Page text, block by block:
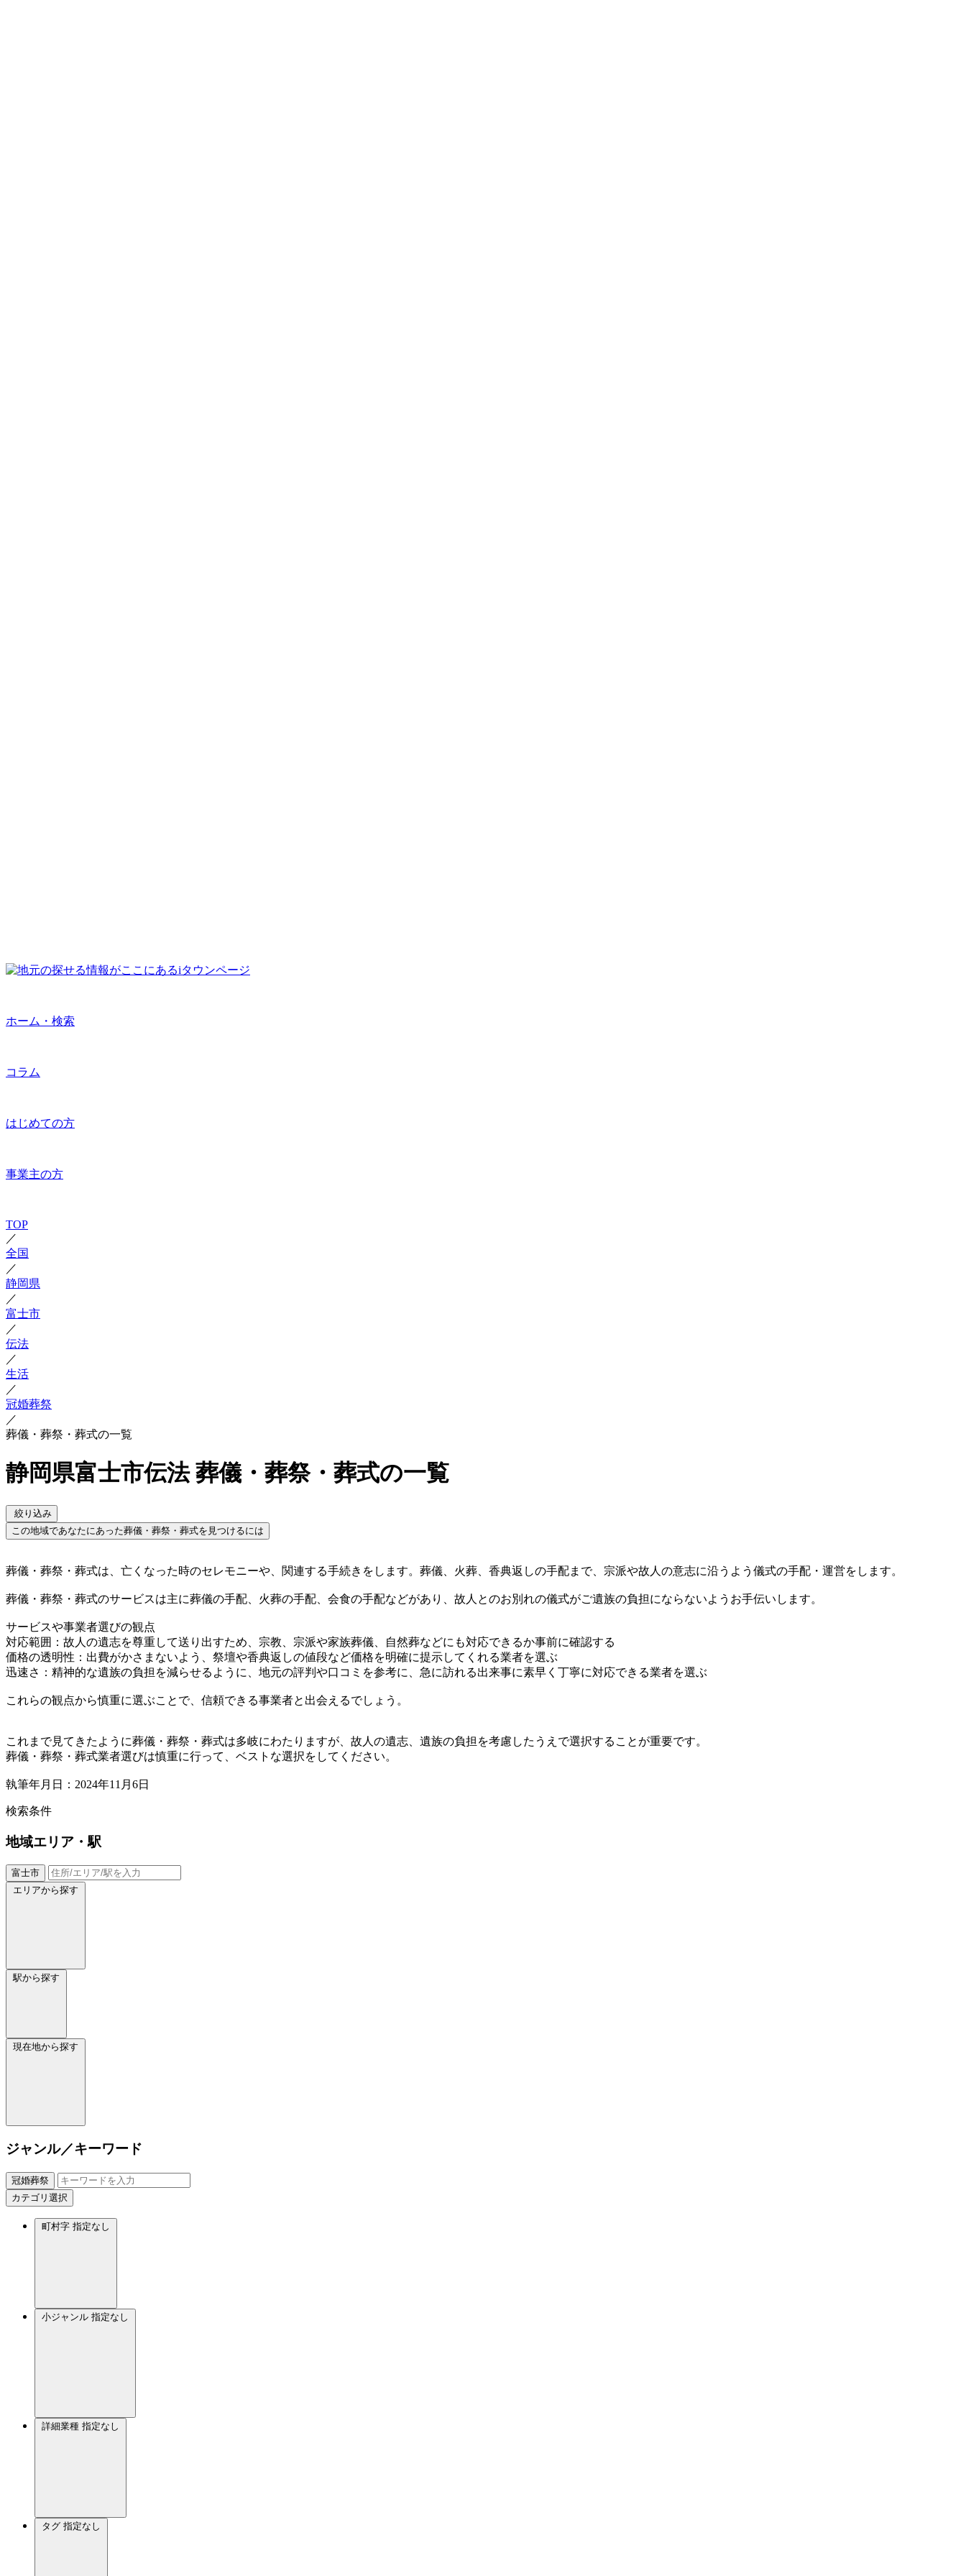
ホーム・検索
コラム
はじめての方
事業主の方
TOP
／
全国
／
静岡県
／
富士市
／
伝法
／
生活
／
冠婚葬祭
／
葬儀・葬祭・葬式の一覧
静岡県富士市伝法 葬儀・葬祭・葬式の一覧
絞り込み
この地域であなたにあった葬儀・葬祭・葬式を見つけるには
葬儀・葬祭・葬式は、亡くなった時のセレモニーや、関連する手続きをします。葬儀、火葬、香典返しの手配まで、宗派や故人の意志に沿うよう儀式の手配・運営をします。
葬儀・葬祭・葬式のサービスは主に葬儀の手配、火葬の手配、会食の手配などがあり、故人とのお別れの儀式がご遺族の負担にならないようお手伝いします。
サービスや事業者選びの観点
対応範囲：故人の遺志を尊重して送り出すため、宗教、宗派や家族葬儀、自然葬などにも対応できるか事前に確認する
価格の透明性：出費がかさまないよう、祭壇や香典返しの値段など価格を明確に提示してくれる業者を選ぶ
迅速さ：精神的な遺族の負担を減らせるように、地元の評判や口コミを参考に、急に訪れる出来事に素早く丁寧に対応できる業者を選ぶ
これらの観点から慎重に選ぶことで、信頼できる事業者と出会えるでしょう。
これまで見てきたように葬儀・葬祭・葬式は多岐にわたりますが、故人の遺志、遺族の負担を考慮したうえで選択することが重要です。
葬儀・葬祭・葬式業者選びは慎重に行って、ベストな選択をしてください。
執筆年月日：2024年11月6日
検索条件
地域エリア・駅
富士市
エリアから探す
駅から探す
現在地から探す
ジャンル／キーワード
冠婚葬祭
カテゴリ選択
町村字 指定なし
小ジャンル 指定なし
詳細業種 指定なし
タグ 指定なし